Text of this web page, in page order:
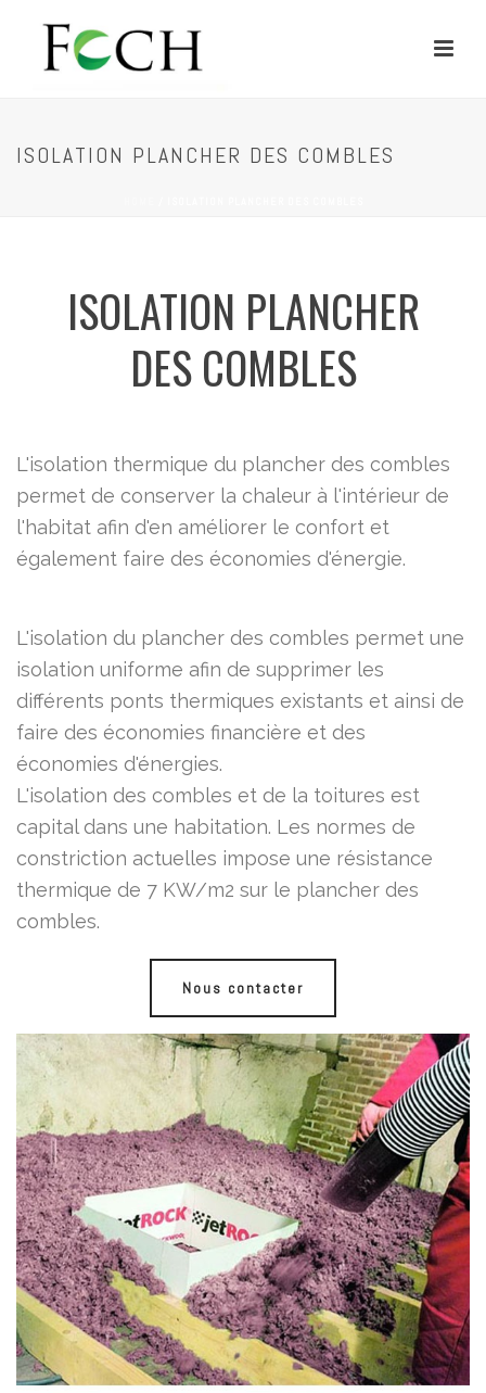
ISOLATION PLANCHER DES COMBLES
ISOLATION PLANCHER
DES COMBLES
L'isolation thermique du plancher des combles
permet de conserver la chaleur à l'intérieur de
l'habitat afin d'en améliorer le confort et
également faire des économies d'énergie.
L'isolation du plancher des combles permet une
isolation uniforme afin de supprimer les
différents ponts thermiques existants et ainsi de
faire des économies financière et des
économies d'énergies.
L'isolation des combles et de la toitures est
capital dans une habitation. Les normes de
constriction actuelles impose une résistance
thermique de 7 KW/m2 sur le plancher des
combles.
Nous contacter